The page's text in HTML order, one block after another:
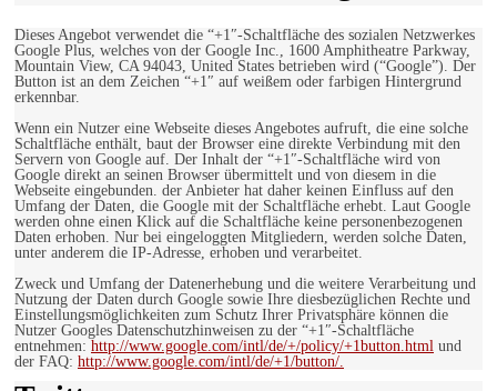
Dieses Angebot verwendet die “+1″-Schaltfläche des sozialen Netzwerkes
Google Plus, welches von der Google Inc., 1600 Amphitheatre Parkway,
Mountain View, CA 94043, United States betrieben wird (“Google”). Der
Button ist an dem Zeichen “+1″ auf weißem oder farbigen Hintergrund
erkennbar.
Wenn ein Nutzer eine Webseite dieses Angebotes aufruft, die eine solche
Schaltfläche enthält, baut der Browser eine direkte Verbindung mit den
Servern von Google auf. Der Inhalt der “+1″-Schaltfläche wird von
Google direkt an seinen Browser übermittelt und von diesem in die
Webseite eingebunden. der Anbieter hat daher keinen Einfluss auf den
Umfang der Daten, die Google mit der Schaltfläche erhebt. Laut Google
werden ohne einen Klick auf die Schaltfläche keine personenbezogenen
Daten erhoben. Nur bei eingeloggten Mitgliedern, werden solche Daten,
unter anderem die IP-Adresse, erhoben und verarbeitet.
Zweck und Umfang der Datenerhebung und die weitere Verarbeitung und
Nutzung der Daten durch Google sowie Ihre diesbezüglichen Rechte und
Einstellungsmöglichkeiten zum Schutz Ihrer Privatsphäre können die
Nutzer Googles Datenschutzhinweisen zu der “+1″-Schaltfläche
entnehmen: http://www.google.com/intl/de/+/policy/+1button.html und
der FAQ: http://www.google.com/intl/de/+1/button/.